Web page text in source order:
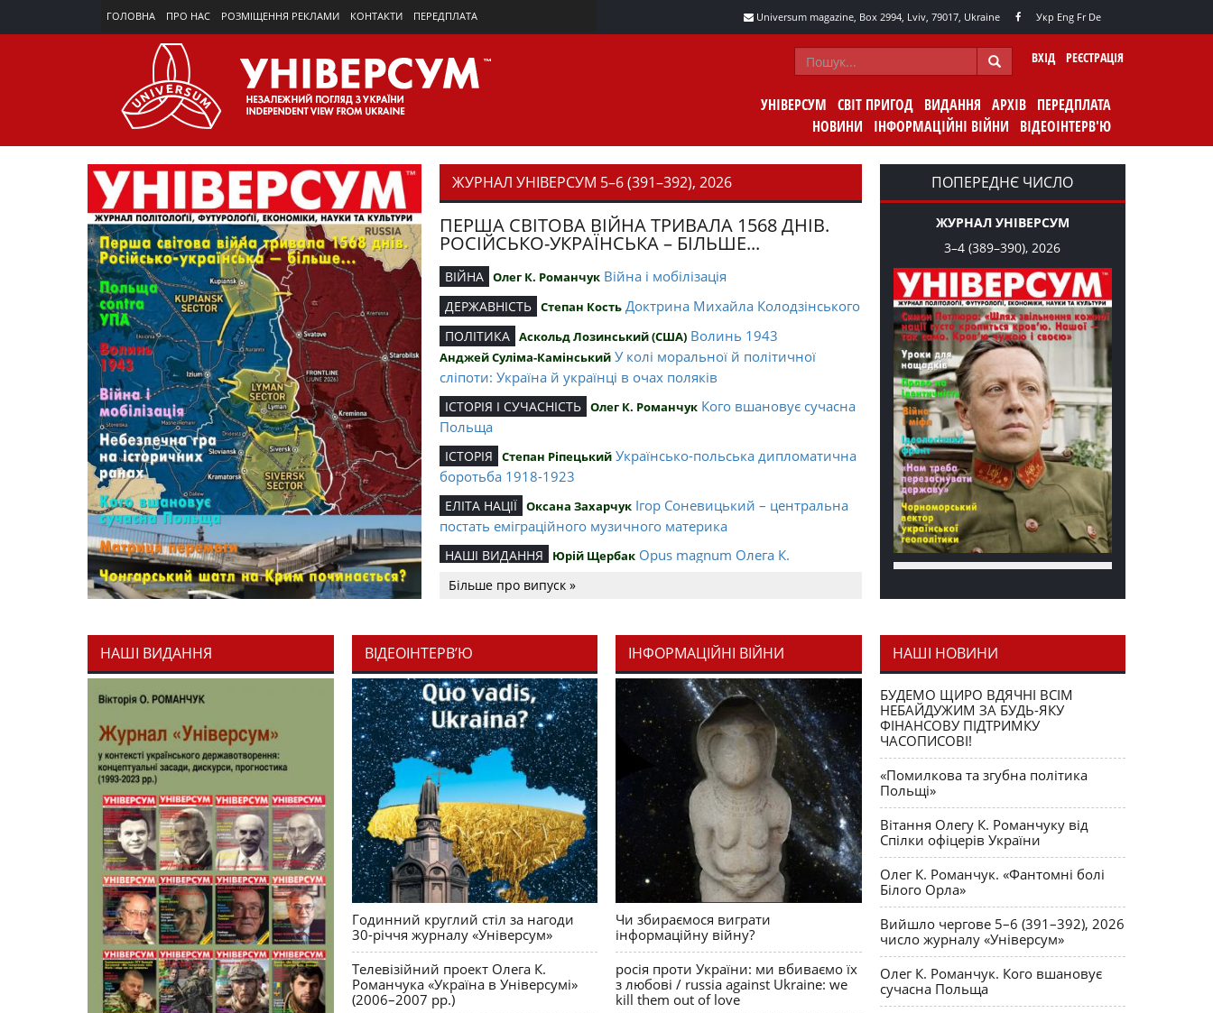
ГОЛОВНА ПРО НАС РОЗМІЩЕННЯ РЕКЛАМИ КОНТАКТИ ПЕРЕДПЛАТА Universum magazine, Box 2994, Lviv, 79017, Ukraine Укр Eng Fr De
ВХІД РЕЄСТРАЦІЯ
УНІВЕРСУМ СВІТ ПРИГОД ВИДАННЯ АРХІВ ПЕРЕДПЛАТА
НОВИНИ
ІНФОРМАЦІЙНІ ВІЙНИ ВІДЕОІНТЕРВ'Ю
ЖУРНАЛ УНІВЕРСУМ 5–6 (391–392), 2026
ПЕРША СВІТОВА ВІЙНА ТРИВАЛА 1568 ДНІВ.
РОСІЙСЬКО-УКРАЇНСЬКА – БІЛЬШЕ...
ВІЙНА Олег К. Романчук Війна і мобілізація
ДЕРЖАВНІСТЬ Степан Кость Доктрина Михайла Колодзінського
ПОЛІТИКА Аскольд Лозинський (США) Волинь 1943
Анджей Суліма-Камінський У колі моральної й політичної
сліпоти: Україна й українці в очах поляків
ІСТОРІЯ І СУЧАСНІСТЬ Олег К. Романчук Кого вшановує сучасна
Польща
ІСТОРІЯ Степан Ріпецький Українсько-польська дипломатична
боротьба 1918-1923
ЕЛІТА НАЦІЇ Оксана Захарчук Ігор Соневицький – центральна
постать еміграційного музичного материка
НАШІ ВИДАННЯ Юрій Щербак Opus magnum Олега К.
Романчука
СЛОВО РЕДАКЦІЙНЕ Олег К. Романчук Журавель і синиця як
уособлення української політстратегії й тактики
Більше про випуск »
ПОПЕРЕДНЄ ЧИСЛО
ЖУРНАЛ УНІВЕРСУМ
3–4 (389–390), 2026
НАШІ ВИДАННЯ ВІДЕОІНТЕРВ’Ю
Годинний круглий стіл за нагоди
30-річчя журналу «Універсум»
Телевізійний проект Олега К.
Романчука «Україна в Універсумі»
(2006–2007 рр.)
ІНФОРМАЦІЙНІ ВІЙНИ
Чи збираємося виграти
інформаційну війну?
росія проти України: ми вбиваємо їх
з любові / russia against Ukraine: we
kill them out of love
НАШІ НОВИНИ
БУДЕМО ЩИРО ВДЯЧНІ ВСІМ
НЕБАЙДУЖИМ ЗА БУДЬ-ЯКУ
ФІНАНСОВУ ПІДТРИМКУ
ЧАСОПИСОВІ!
«Помилкова та згубна політика
Польщі»
Вітання Олегу К. Романчуку від
Спілки офіцерів України
Олег К. Романчук. «Фантомні болі
Білого Орла»
Вийшло чергове 5–6 (391–392), 2026
число журналу «Універсум»
Олег К. Романчук. Кого вшановує
сучасна Польща